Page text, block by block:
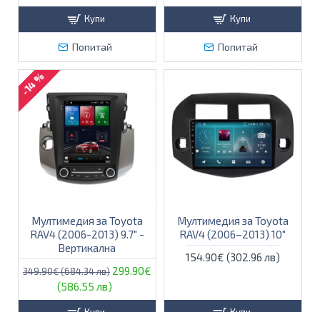
Купи
Попитай
Купи
Попитай
-14 %
Мултимедия за Toyota
RAV4 (2006-2013) 9.7" -
Вертикална
349.90€ (684.34 лв) 299.90€
(586.55 лв)
Мултимедия за Toyota
RAV4 (2006–2013) 10″
154.90€ (302.96 лв)